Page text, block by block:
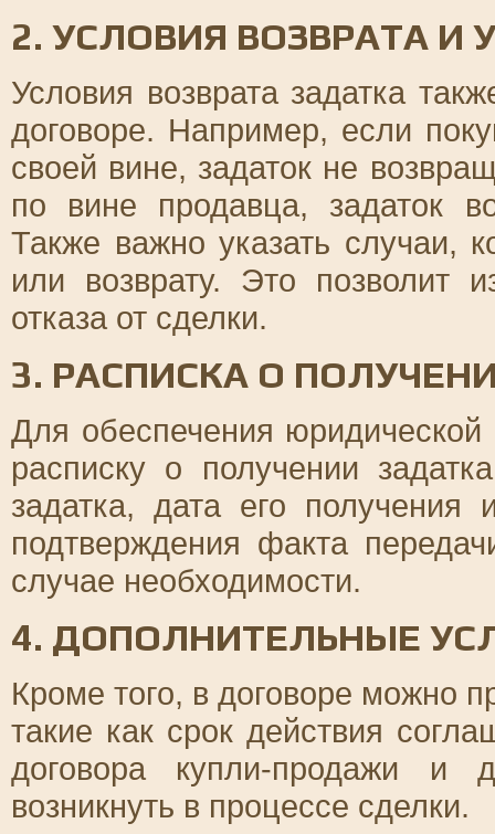
2. УСЛОВИЯ ВОЗВРАТА
Условия возврата задатка
договоре. Например, если
своей вине, задаток не
по вине продавца, задаток
Также важно указать случаи,
или возврату. Это позволит
отказа от сделки.
3. РАСПИСКА О
Для обеспечения юридической
расписку о получении
задатка, дата его
подтверждения факта
случае необходимости.
4. ДОПОЛНИТЕЛЬНЫЕ
Кроме того, в договоре можно
такие как срок действия
договора купли-продажи и
возникнуть в процессе сделки.